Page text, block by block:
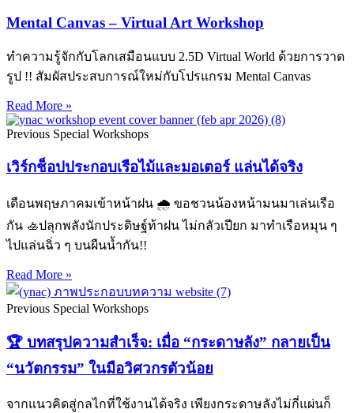
Mental Canvas – Virtual Art Workshop
ทำความรู้จักกับโลกเสมือนแบบ 2.5D Virtual World ด้วยการวาด
รูป !! สัมผัสประสบการณ์ใหม่กับโปรแกรม Mental Canvas
Read More »
Previous Special Workshops
เวิร์กช็อปประกอบเรือไม้และมอเตอร์ แล่นได้จริง
เดือนพฤษภาคมเข้าหน้าฝน 🌧️ ขอชวนน้องหน้ามนมาเล่นเรือ
กัน 🚣ปลุกพลังนักประดิษฐ์ท้าฝน ไม่กลัวเปียก มาทำเรือหมุน ๆ
ไปแล่นฉิ่ว ๆ บนผืนน้ำกัน!!
Read More »
Previous Special Workshops
🏆 บทสรุปความสำเร็จ: เมื่อ “กระดาษลัง” กลายเป็น
“นวัตกรรม” ในมือวิศวกรตัวน้อย
จากแนวคิดสู่กลไกที่ใช้งานได้จริง เพียงกระดาษลังไม่กี่แผ่นก็